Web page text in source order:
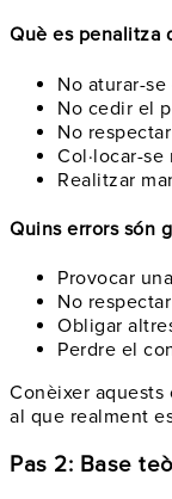
Què es penalitza
No aturar-
No cedir el
No
Col·locar-se
Realitzar
Quins errors són
Provocar
No
Obligar
Perdre el
Conèixer
al que realment
Pas 2: Base